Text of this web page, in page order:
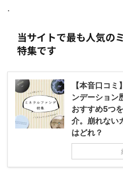
.
当サイトで最も人気の
特集です
【本音口コ
ンデーション
おすすめ5つ
介。崩れない
はどれ？